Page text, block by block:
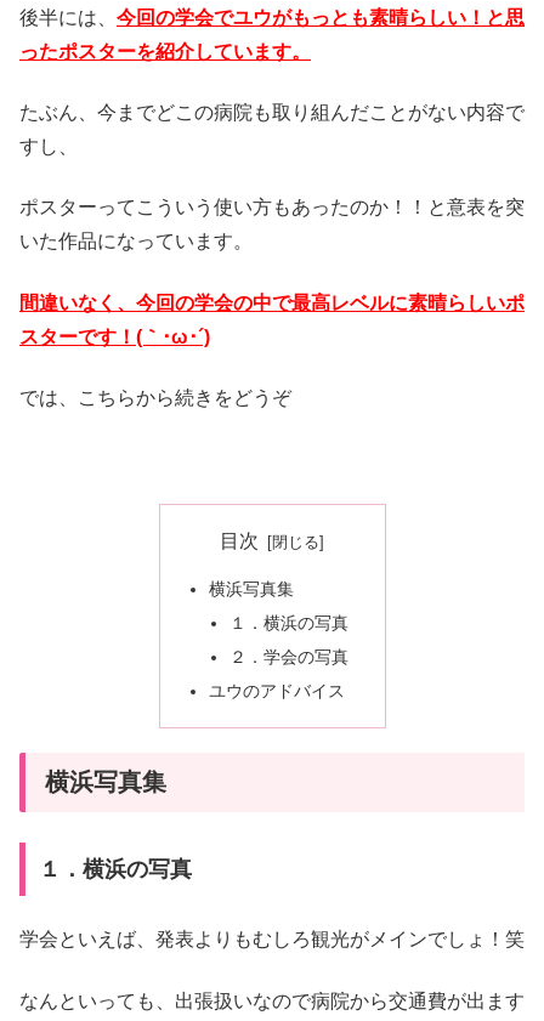
後半には、 今回の学会でユウがもっとも素晴らしい！と思
ったポスターを紹介しています。
たぶん、今までどこの病院も取り組んだことがない内容で
すし、
ポスターってこういう使い方もあったのか！！と意表を突
いた作品になっています。
間違いなく、今回の学会の中で最高レベルに素晴らしいポ
スターです！(｀･ω･´)
では、こちらから続きをどうぞ
目次
横浜写真集
１．横浜の写真
２．学会の写真
ユウのアドバイス
横浜写真集
１．横浜の写真
学会といえば、発表よりもむしろ観光がメインでしょ！笑
なんといっても、出張扱いなので病院から交通費が出ます